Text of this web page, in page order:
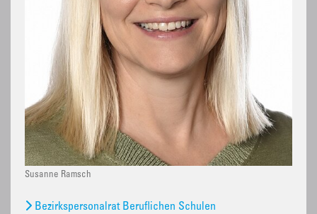
Susanne Ramsch
Bezirkspersonalrat Beruflichen Schulen